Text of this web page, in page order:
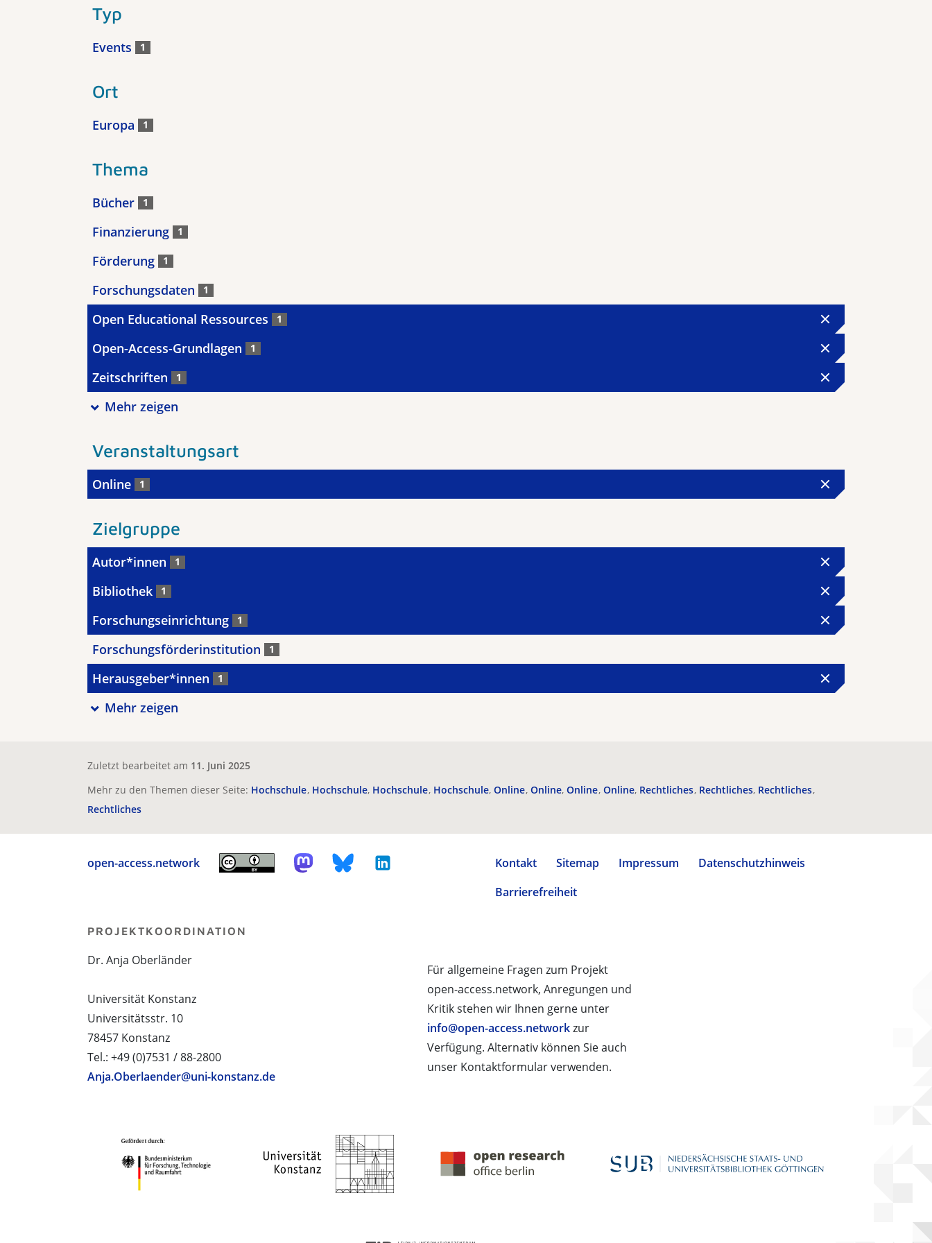
Typ
Events 1
Ort
Europa 1
Thema
Bücher 1
Finanzierung 1
Förderung 1
Forschungsdaten 1
Open Educational Ressources 1
Open-Access-Grundlagen 1
Zeitschriften 1
Mehr zeigen
Veranstaltungsart
Online 1
Zielgruppe
Autor*innen 1
Bibliothek 1
Forschungseinrichtung 1
Forschungsförderinstitution 1
Herausgeber*innen 1
Mehr zeigen
Zuletzt bearbeitet am 11. Juni 2025
Mehr zu den Themen dieser Seite: Hochschule Hochschule Hochschule Hochschule Online Online Online Online Rechtliches Rechtliches Rechtliches
Rechtliches
open-access.network Kontakt Sitemap Impressum
Datenschutzhinweis
Barrierefreiheit
Für allgemeine Fragen zum Projekt
open-access.network, Anregungen und
Kritik stehen wir Ihnen gerne unter
info@open-access.networkzur
Verfügung. Alternativ können Sie auch
unser Kontaktformular verwenden.
PROJEKTKOORDINATION
Dr. Anja Oberländer
Universität Konstanz
Universitätsstr. 10
78457 Konstanz
Tel.: +49 (0)7531 / 88-2800
Anja.Oberlaender@uni-konstanz.de